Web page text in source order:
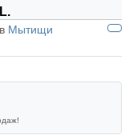
Мытищи